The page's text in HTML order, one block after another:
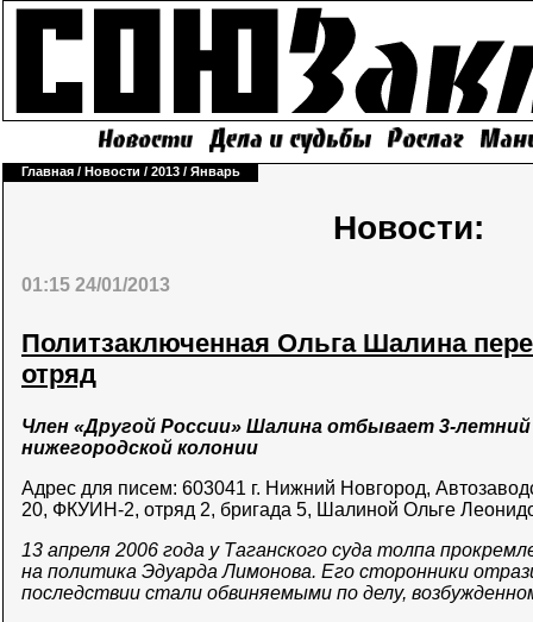
Главная / Новости / 2013 / Январь
Новости:
01:15 24/01/2013
Политзаключенная Ольга Шалина
отряд
Член «Другой России» Шалина отбывает 3-летний
нижегородской колонии
Адрес для писем: 603041 г. Нижний Новгород,
20, ФКУИН-2, отряд 2, бригада 5, Шалиной Ольге
13 апреля 2006 года у Таганского суда толпа
на политика Эдуарда Лимонова. Его сторонники
последствии стали обвиняемыми по делу,